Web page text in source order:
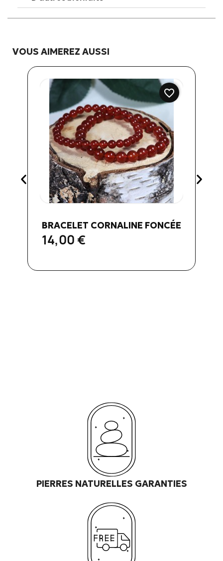
VOUS AIMEREZ AUSSI
BRACELET CORNALINE FONCÉE
14,00 €
favorite_border
PIERRES NATURELLES GARANTIES